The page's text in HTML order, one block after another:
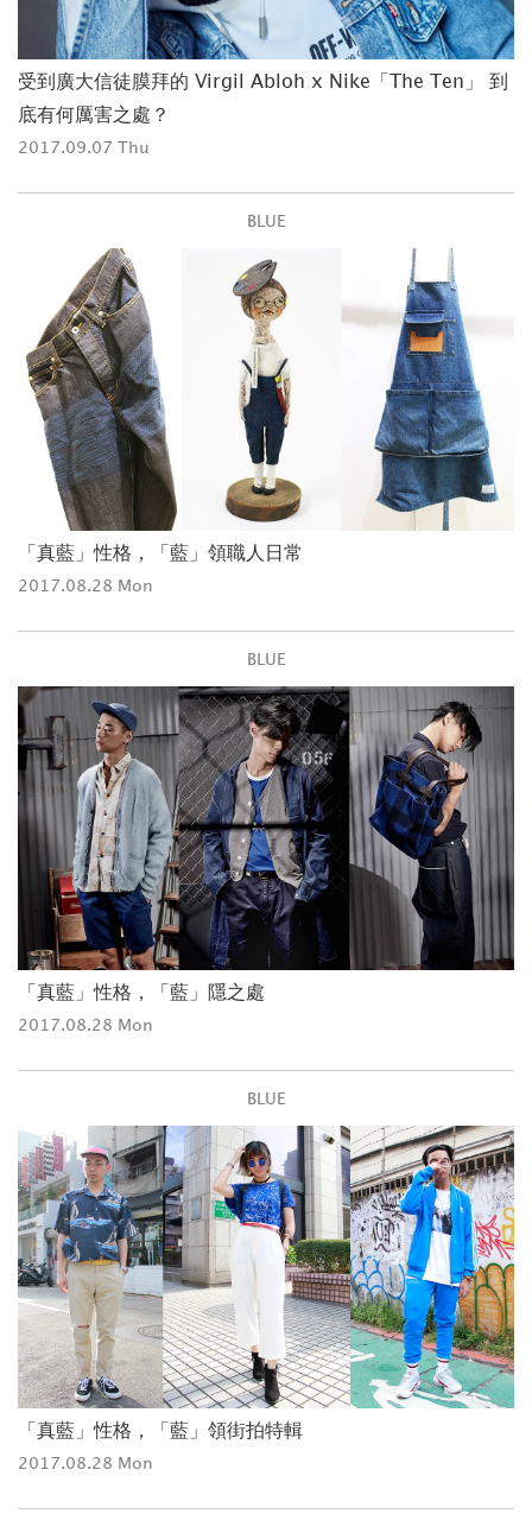
受到廣大信徒膜拜的 Virgil Abloh x Nike「The Ten」 到
底有何厲害之處？
2017.09.07 Thu
BLUE
「真藍」性格，「藍」領職人日常
2017.08.28 Mon
BLUE
「真藍」性格，「藍」隱之處
2017.08.28 Mon
BLUE
「真藍」性格，「藍」領街拍特輯
2017.08.28 Mon